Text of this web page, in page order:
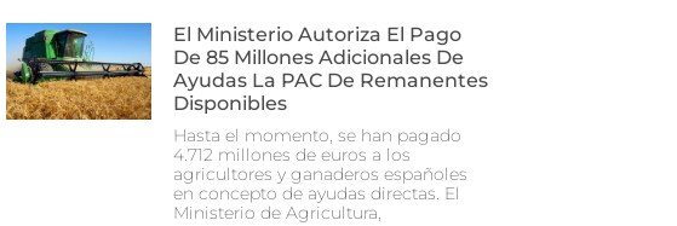
El Ministerio Autoriza El Pago
De 85 Millones Adicionales De
Ayudas La PAC De Remanentes
Disponibles
Hasta el momento, se han pagado
4.712 millones de euros a los
agricultores y ganaderos españoles
en concepto de ayudas directas. El
Ministerio de Agricultura,